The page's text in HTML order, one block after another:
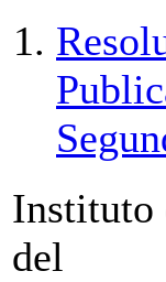
Instituto
del